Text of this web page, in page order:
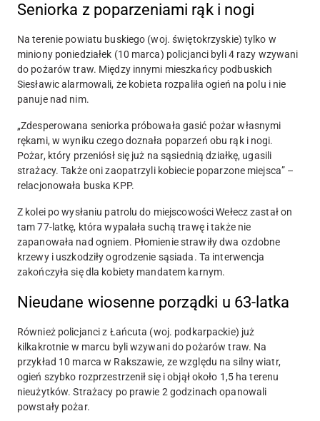
Seniorka z poparzeniami rąk i nogi
Na terenie powiatu buskiego (woj. świętokrzyskie) tylko w
miniony poniedziałek (10 marca) policjanci byli 4 razy wzywani
do pożarów traw. Między innymi mieszkańcy podbuskich
Siesławic alarmowali, że kobieta rozpaliła ogień na polu i nie
panuje nad nim.
„Zdesperowana seniorka próbowała gasić pożar własnymi
rękami, w wyniku czego doznała poparzeń obu rąk i nogi.
Pożar, który przeniósł się już na sąsiednią działkę, ugasili
strażacy. Także oni zaopatrzyli kobiecie poparzone miejsca” –
relacjonowała buska KPP.
Z kolei po wysłaniu patrolu do miejscowości Wełecz zastał on
tam 77-latkę, która wypalała suchą trawę i także nie
zapanowała nad ogniem. Płomienie strawiły dwa ozdobne
krzewy i uszkodziły ogrodzenie sąsiada. Ta interwencja
zakończyła się dla kobiety mandatem karnym.
Nieudane wiosenne porządki u 63-latka
Również policjanci z Łańcuta (woj. podkarpackie) już
kilkakrotnie w marcu byli wzywani do pożarów traw. Na
przykład 10 marca w Rakszawie, ze względu na silny wiatr,
ogień szybko rozprzestrzenił się i objął około 1,5 ha terenu
nieużytków. Strażacy po prawie 2 godzinach opanowali
powstały pożar.